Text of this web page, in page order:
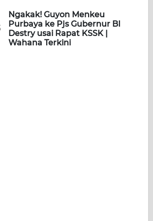
Ngakak! Guyon Menkeu
Purbaya ke Pjs Gubernur BI
Destry usai Rapat KSSK |
Wahana Terkini